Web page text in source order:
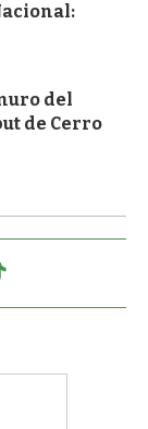
del
de Cerro